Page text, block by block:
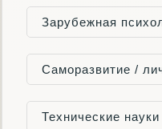
Зарубежная
Саморазвитие /
Технические науки